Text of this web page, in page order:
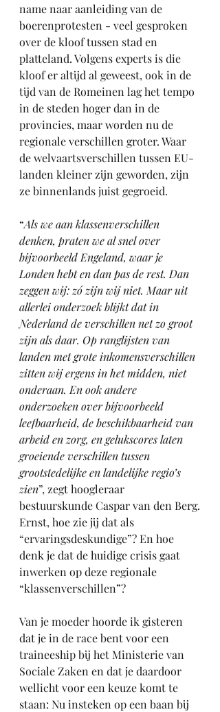
name naar aanleiding van de
boerenprotesten - veel gesproken
over de kloof tussen stad en
platteland. Volgens experts is die
kloof er altijd al geweest, ook in de
tijd van de Romeinen lag het tempo
in de steden hoger dan in de
provincies, maar worden nu de
regionale verschillen groter. Waar
de welvaartsverschillen tussen EU-
landen kleiner zijn geworden, zijn
ze binnenlands juist gegroeid.
“Als we aan klassenverschillen
denken, praten we al snel over
bijvoorbeeld Engeland, waar je
Londen hebt en dan pas de rest. Dan
zeggen wij: zó zijn wij niet. Maar uit
allerlei onderzoek blijkt dat in
Nederland de verschillen net zo groot
zijn als daar. Op ranglijsten van
landen met grote inkomensverschillen
zitten wij ergens in het midden, niet
onderaan. En ook andere
onderzoeken over bijvoorbeeld
leefbaarheid, de beschikbaarheid van
arbeid en zorg, en gelukscores laten
groeiende verschillen tussen
grootstedelijke en landelijke regio’s
zien”, zegt hoogleraar
bestuurskunde Caspar van den Berg.
Ernst, hoe zie jij dat als
“ervaringsdeskundige”? En hoe
denk je dat de huidige crisis gaat
inwerken op deze regionale
“klassenverschillen”?
Van je moeder hoorde ik gisteren
dat je in de race bent voor een
traineeship bij het Ministerie van
Sociale Zaken en dat je daardoor
wellicht voor een keuze komt te
staan: Nu insteken op een baan bij